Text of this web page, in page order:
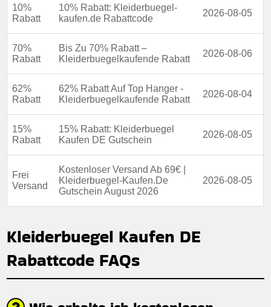
10%
Rabatt
10% Rabatt: Kleiderbuegel-
kaufen.de Rabattcode
2026-08-05
70%
Rabatt
Bis Zu 70% Rabatt –
Kleiderbuegelkaufende Rabatt
2026-08-06
62%
Rabatt
62% Rabatt Auf Top Hanger -
Kleiderbuegelkaufende Rabatt
2026-08-04
15%
Rabatt
15% Rabatt: Kleiderbuegel
Kaufen DE Gutschein
2026-08-05
Frei
Versand
Kostenloser Versand Ab 69€ |
Kleiderbuegel-Kaufen.De
Gutschein August 2026
2026-08-05
Kleiderbuegel Kaufen DE
Rabattcode FAQs